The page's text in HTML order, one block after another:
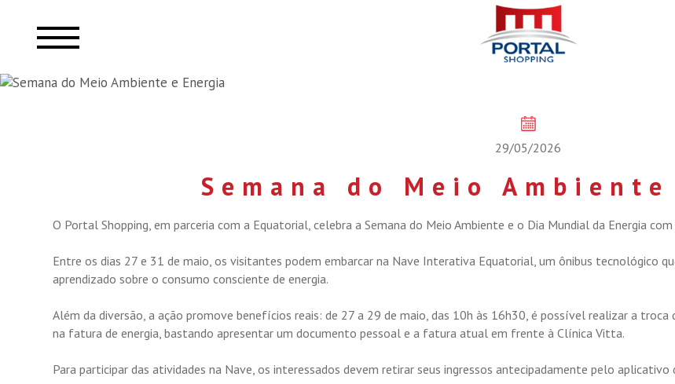
29/05/2026
Semana do Meio
O Portal Shopping, em parceria com a Equatorial, celebra a Semana do Meio Ambiente e o Dia Mundial da Energia
Entre os dias 27 e 31 de maio, os visitantes podem embarcar na Nave Interativa Equatorial, um ônibus tecnológico
aprendizado sobre o consumo consciente de energia.
Além da diversão, a ação promove benefícios reais: de 27 a 29 de maio, das 10h às 16h30, é possível realizar a
na fatura de energia, bastando apresentar um documento pessoal e a fatura atual em frente à Clínica Vitta.
Para participar das atividades na Nave, os interessados devem retirar seus ingressos antecipadamente pelo aplicativo